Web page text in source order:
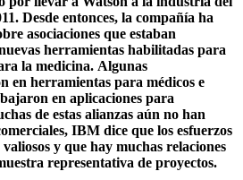
Desde entonces, la compañía ha
asociaciones que estaban
herramientas habilitadas para
la medicina. Algunas
en herramientas para médicos e
en aplicaciones para
de estas alianzas aún no han
IBM dice que los esfuerzos
y que hay muchas relaciones
representativa de proyectos.